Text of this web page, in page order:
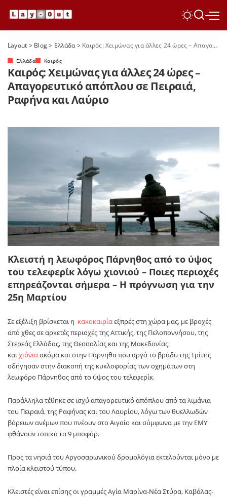
Layout > Blog> Ελλάδα> Καιρός: Χειμώνας για άλλες 24 ώρες – Απαγορευτικό απόπλου σε Πειραιά, Ραφήνα και Λαύριο
Ελλάδα Καιρός
Καιρός: Χειμώνας για άλλες 24 ώρες –
Απαγορευτικό απόπλου σε Πειραιά,
Ραφήνα και Λαύριο
Κλειστή η λεωφόρος Πάρνηθος από το ύψος
του τελεφερίκ λόγω χιονιού – Ποιες περιοχές
επηρεάζονται σήμερα – Η πρόγνωση για την
25η Μαρτίου
Σε εξέλιξη βρίσκεται η κακοκαιρίαεξπρές στη χώρα μας, με βροχές
από χθες σε αρκετές περιοχές της Αττικής, της Πελοποννήσου, της
Στερεάς Ελλάδας, της Θεσσαλίας και της Μακεδονίας
καιχιόνιαακόμα και στην Πάρνηθα που αργά το βράδυ της Τρίτης
οδήγησαν στην διακοπή της κυκλοφορίας των οχημάτων στη
λεωφόρο Πάρνηθος από το ύψος του τελεφερίκ.
Παράλληλα τέθηκε σε ισχύ απαγορευτικό απόπλου από τα λιμάνια
του Πειραιά, της Ραφήνας και του Λαυρίου, λόγω των θυελλωδών
βόρειων ανέμων που πνέουν στο Αιγαίο και σύμφωνα με την ΕΜΥ
φθάνουν τοπικά τα 9 μποφόρ.
Προς τα νησιά του Αργοσαρωνικού δρομολόγια εκτελούνται μόνο με
πλοία κλειστού τύπου.
Κλειστές είναι επίσης οι γραμμές Αγία Μαρίνα-Νέα Στύρα, Καβάλας-